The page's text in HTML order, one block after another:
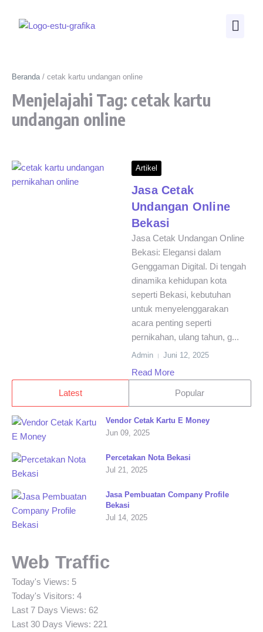
Beranda / cetak kartu undangan online
Menjelajahi Tag: cetak kartu
undangan online
Artikel
Jasa Cetak
Undangan Online
Bekasi
Jasa Cetak Undangan Online
Bekasi: Elegansi dalam
Genggaman Digital. Di tengah
dinamika kehidupan kota
seperti Bekasi, kebutuhan
untuk menyelenggarakan
acara penting seperti
pernikahan, ulang tahun, g...
Admin Juni 12, 2025
Read More
Latest Popular
Vendor Cetak Kartu E Money
Jun 09, 2025
Percetakan Nota Bekasi
Jul 21, 2025
Jasa Pembuatan Company Profile
Bekasi
Jul 14, 2025
Web Traffic
Today's Views: 5
Today's Visitors: 4
Last 7 Days Views: 62
Last 30 Days Views: 221